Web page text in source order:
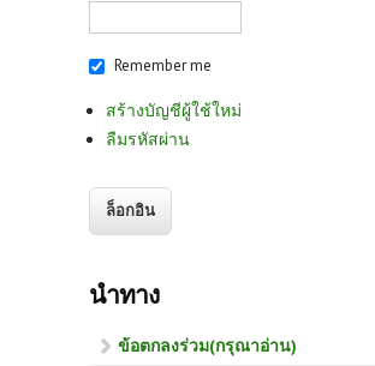
Remember me
สร้างบัญชีผู้ใช้ใหม่
ลืมรหัสผ่าน
นำทาง
ข้อตกลงร่วม(กรุณาอ่าน)